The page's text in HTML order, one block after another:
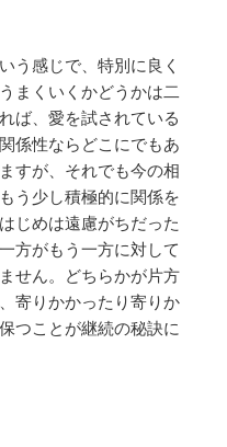
う感じで、特別に良く
まくいくかどうかは二
ば、愛を試されている
係性ならどこにでもあ
すが、それでも今の相
う少し積極的に関係を
じめは遠慮がちだった
方がもう一方に対して
せん。どちらかが片方
寄りかかったり寄りか
つことが継続の秘訣に